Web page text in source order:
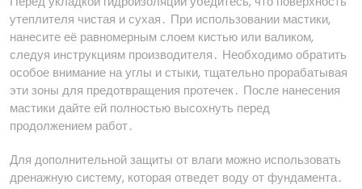
утеплителя чистая и сухая․ При использовании мастики,
нанесите её равномерным слоем кистью или валиком,
следуя инструкциям производителя․ Необходимо обратить
особое внимание на углы и стыки, тщательно прорабатывая
эти зоны для предотвращения протечек․ После нанесения
мастики дайте ей полностью высохнуть перед
продолжением работ․
Для дополнительной защиты от влаги можно использовать
дренажную систему, которая отведет воду от фундамента․